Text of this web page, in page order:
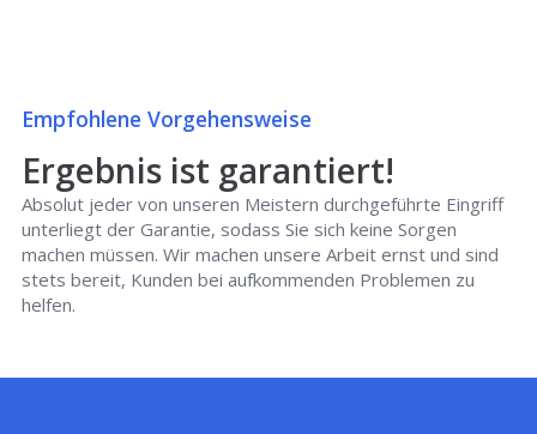
Empfohlene Vorgehensweise
Ergebnis ist garantiert!
Absolut jeder von unseren Meistern durchgeführte Eingriff
unterliegt der Garantie, sodass Sie sich keine Sorgen
machen müssen. Wir machen unsere Arbeit ernst und sind
stets bereit, Kunden bei aufkommenden Problemen zu
helfen.